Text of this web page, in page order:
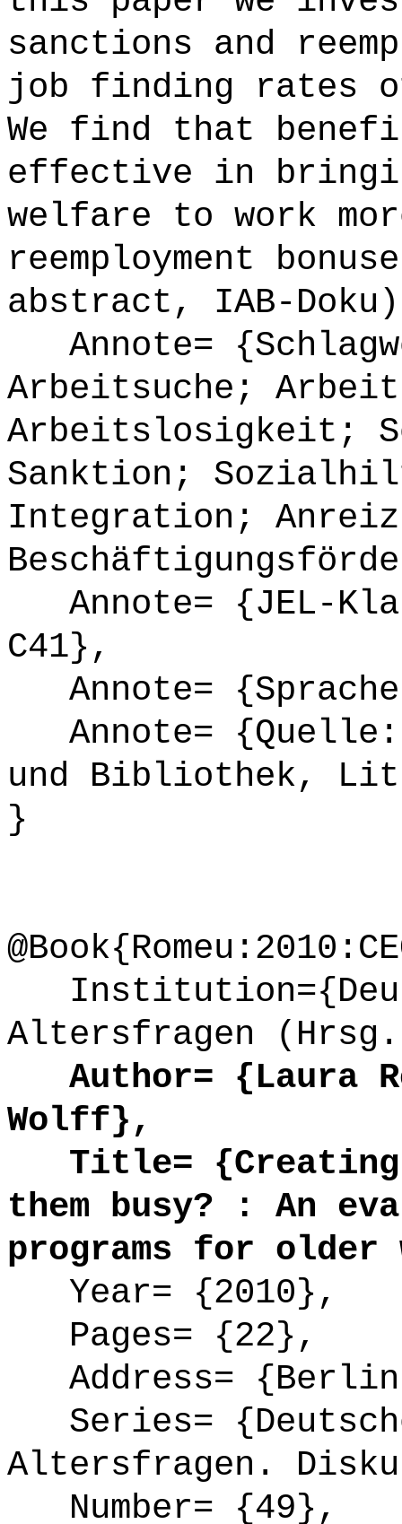
sanctions and
job finding rates
We find that
effective in
welfare to work
reemployment
abstract, IAB-
Annote=
Arbeitsuche;
Arbeitslosigkeit;
Sanktion;
Integration;
Annote= {JEL-
C41},
Annote=
Annote= {Quelle:
und Bibliothek,
}
Altersfragen
Author= {Laura
Wolff},
Title= {Creating
them busy? : An
programs for older
Year= {2010},
Pages= {22},
Address=
Series=
Altersfragen.
Number= {49},